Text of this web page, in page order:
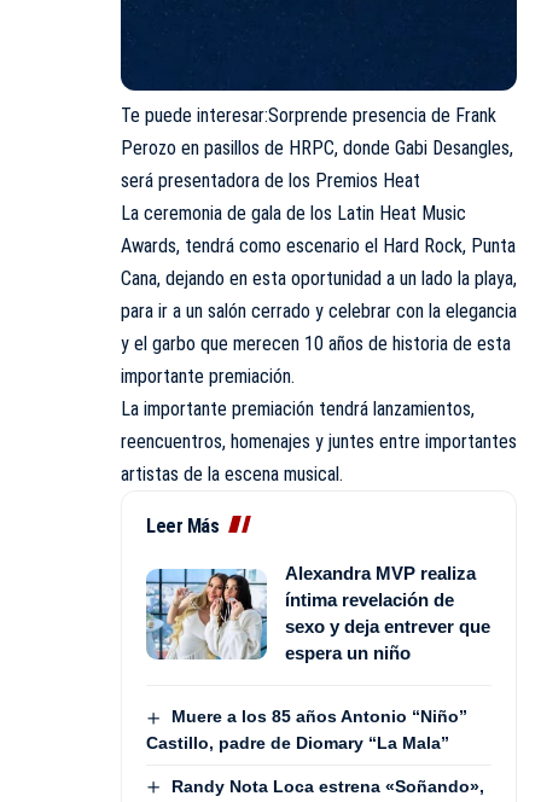
Te puede interesar:Sorprende presencia de Frank
Perozo en pasillos de HRPC, donde Gabi Desangles,
será presentadora de los Premios Heat
La ceremonia de gala de los Latin Heat Music
Awards, tendrá como escenario el Hard Rock, Punta
Cana, dejando en esta oportunidad a un lado la playa,
para ir a un salón cerrado y celebrar con la elegancia
y el garbo que merecen 10 años de historia de esta
importante premiación.
La importante premiación tendrá lanzamientos,
reencuentros, homenajes y juntes entre importantes
artistas de la escena musical.
Leer Más
Alexandra MVP realiza
íntima revelación de
sexo y deja entrever que
espera un niño
Muere a los 85 años Antonio “Niño”
Castillo, padre de Diomary “La Mala”
Randy Nota Loca estrena «Soñando»,